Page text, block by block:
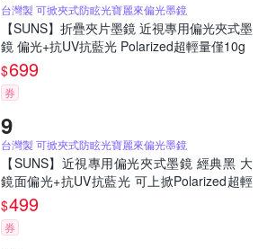
台灣製 可掀夾式防眩光寶麗來偏光墨鏡
【SUNS】折疊夾片墨鏡 近視專用偏光夾式墨
鏡 偏光+抗UV抗藍光 Polarized超輕量僅10g
$699
券
台灣製 可掀夾式防眩光寶麗來偏光墨鏡
【SUNS】近視專用偏光夾式墨鏡 經典黑 大
鏡面偏光+抗UV抗藍光 可上掀Polarized超輕
量僅8g
$499
券